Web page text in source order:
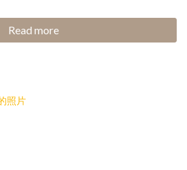
Read more